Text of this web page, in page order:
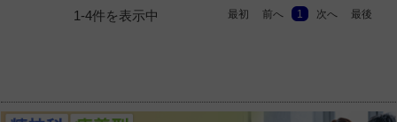
1-4件を表示中 最初 前へ 1 次へ 最後